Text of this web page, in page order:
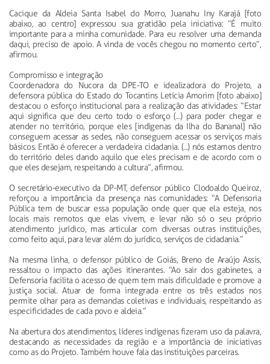
Cacique da Aldeia Santa Isabel do Morro, Juanahu Iny Karajá [foto
abaixo, ao centro] expressou sua gratidão pela iniciativa: “É muito
importante para a minha comunidade. Para eu resolver uma demanda
daqui, preciso de apoio. A vinda de vocês chegou no momento certo”,
afirmou.
Compromisso e integração
Coordenadora do Nucora da DPE-TO e idealizadora do Projeto, a
defensora pública do Estado do Tocantins Letícia Amorim [foto abaixo]
destacou o esforço institucional para a realização das atividades: “Estar
aqui significa que deu certo todo o esforço (...) para poder chegar e
atender no território, porque eles [indígenas da Ilha do Bananal] não
conseguem acessar as sedes, não conseguem acessar os serviços mais
básicos. Então é oferecer a verdadeira cidadania. (...) nós estamos dentro
do território deles dando aquilo que eles precisam e de acordo com o
que eles desejam, respeitando a cultura”, afirmou.
O secretário-executivo da DP-MT, defensor público Clodoaldo Queiroz,
reforçou a importância da presença nas comunidades: “A Defensoria
Pública tem de buscar essa população onde quer que ela esteja, nos
locais mais remotos que elas vivem, e levar não só o seu próprio
atendimento jurídico, mas articular com diversas outras instituições,
como feito aqui, para levar além do jurídico, serviços de cidadania.”
Na mesma linha, o defensor público de Goiás, Breno de Araújo Assis,
ressaltou o impacto das ações itinerantes. “Ao sair dos gabinetes, a
Defensoria facilita o acesso de quem tem mais dificuldade e promove a
justiça social. Atuar de forma integrada entre os três estados nos
permite olhar para as demandas coletivas e individuais, respeitando as
especificidades de cada povo e aldeia.”
Na abertura dos atendimentos, líderes indígenas fizeram uso da palavra,
destacando as necessidades da região e a importância de iniciativas
como as do Projeto. Também houve fala das instituições parceiras.